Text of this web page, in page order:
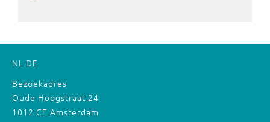
NL DE
Bezoekadres
Oude Hoogstraat 24
1012 CE Amsterdam